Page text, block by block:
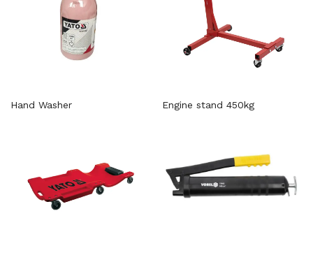
Hand Washer Engine stand 450kg